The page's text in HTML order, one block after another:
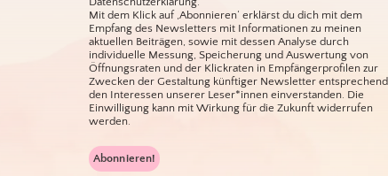
Mit dem Klick auf ‚Abonnieren‘ erklärst du dich mit dem
Empfang des Newsletters mit Informationen zu meinen
aktuellen Beiträgen, sowie mit dessen Analyse durch
individuelle Messung, Speicherung und Auswertung von
Öffnungsraten und der Klickraten in Empfängerprofilen zur
Zwecken der Gestaltung künftiger Newsletter entsprechend
den Interessen unserer Leser*innen einverstanden. Die
Einwilligung kann mit Wirkung für die Zukunft widerrufen
werden.